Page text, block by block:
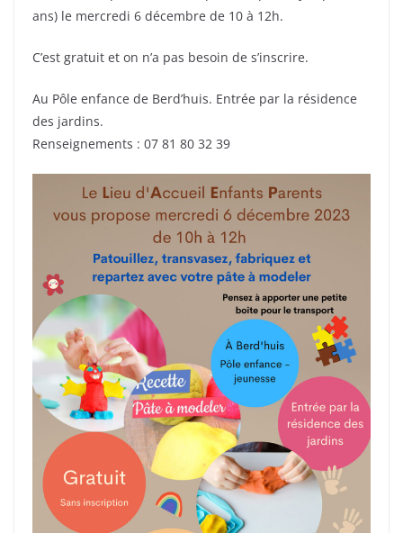
ans) le mercredi 6 décembre de 10 à 12h.
C’est gratuit et on n’a pas besoin de s’inscrire.
Au Pôle enfance de Berd’huis. Entrée par la résidence
des jardins.
Renseignements : 07 81 80 32 39